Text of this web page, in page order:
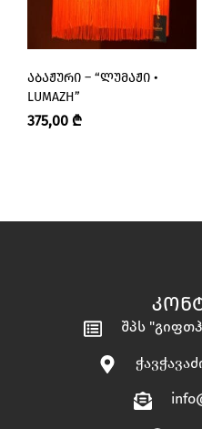
ᲐᲑᲐᲟᲣᲠᲘ – “ᲚᲣᲛᲐᲟᲘ •
LUMAZH”
375,00 ₾
შპს